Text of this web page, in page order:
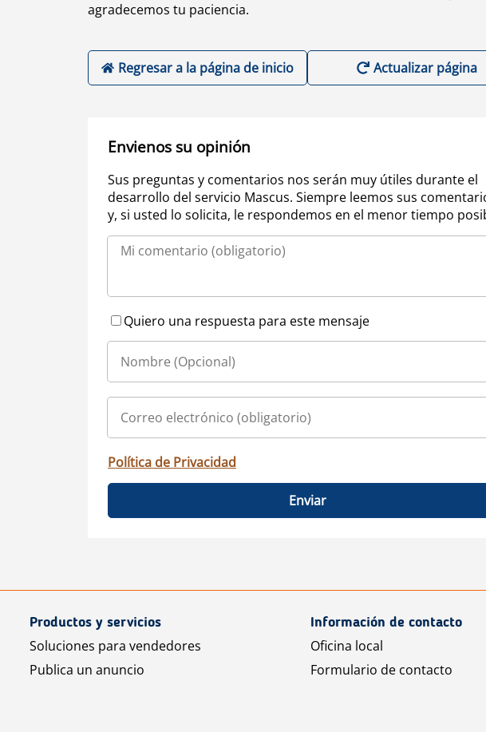
agradecemos tu paciencia.
Regresar a la página de inicio Actualizar página
Envienos su opinión
Sus preguntas y comentarios nos serán muy útiles durante el
desarrollo del servicio Mascus. Siempre leemos sus
y, si usted lo solicita, le respondemos en el menor tiempo
Quiero una respuesta para este mensaje
Política de Privacidad
Enviar
Productos y servicios
Soluciones para vendedores
Publica un anuncio
Información de contacto
Oficina local
Formulario de contacto